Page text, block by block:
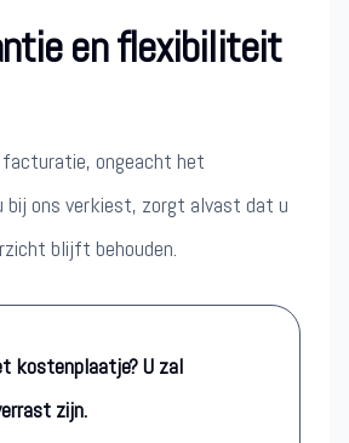
en flexibiliteit
ongeacht het
bij ons verkiest, zorgt alvast dat u
blijft behouden.
kostenplaatje? U zal
zijn.